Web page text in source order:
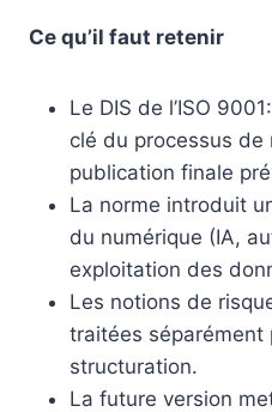
Ce qu’il faut retenir
Le DIS de l’ISO
clé du processus de
publication finale
La norme introduit
du numérique (IA,
exploitation des
Les notions de
traitées séparément
structuration.
La future version